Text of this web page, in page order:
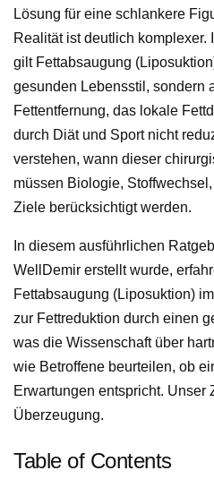
Lösung für eine schlankere
Realität ist deutlich komplexer.
gilt Fettabsaugung
gesunden Lebensstil, sondern
Fettentfernung, das lokale
durch Diät und Sport nicht
verstehen, wann dieser
müssen Biologie,
Ziele berücksichtigt werden.
In diesem ausführlichen
WellDemir erstellt wurde,
Fettabsaugung (Liposuktion)
zur Fettreduktion durch einen
was die Wissenschaft über
wie Betroffene beurteilen, ob
Erwartungen entspricht. Unser
Überzeugung.
Table of Contents